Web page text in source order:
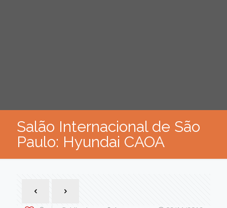
Salão Internacional de São
Paulo: Hyundai CAOA